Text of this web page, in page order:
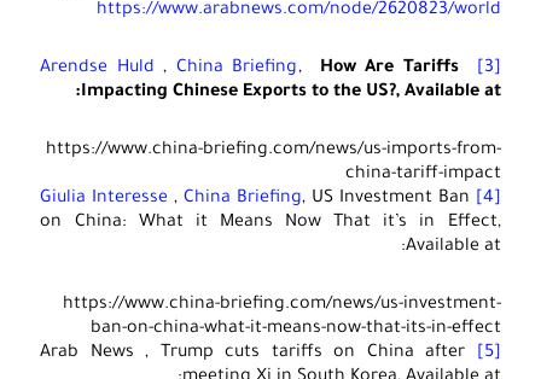
https://www.arabnews.com/node/2620823/world
Arendse Huld ,China Briefing ,How Are Tariffs
Impacting Chinese Exports to the US?, Available at:
https://www.china-briefing.com/news/us-imports-from-
china-tariff-impact
Giulia Interesse,China Briefing, US Investment Ban
on China: What it Means Now That it’s in Effect,
Available at:
https://www.china-briefing.com/news/us-investment-
ban-on-china-what-it-means-now-that-its-in-effect
Arab News , Trump cuts tariffs on China after